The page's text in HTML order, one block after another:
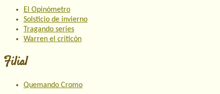
El Opinómetro
Solsticio de invierno
Tragando series
Warren el criticón
Filial
Quemando Cromo